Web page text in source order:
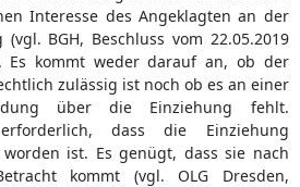
Interesse des Angeklagten an der
BGH, Beschluss vom 22.05.2019
Es kommt weder darauf an, ob der
zulässig ist noch ob es an einer
über die Einziehung fehlt.
dass die Einziehung
ist. Es genügt, dass sie nach
kommt (vgl. OLG Dresden,